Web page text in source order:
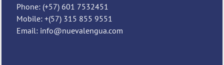
Phone: (+57) 601 7532451
Mobile: +(57) 315 855 9551
Email: info@nuevalengua.com